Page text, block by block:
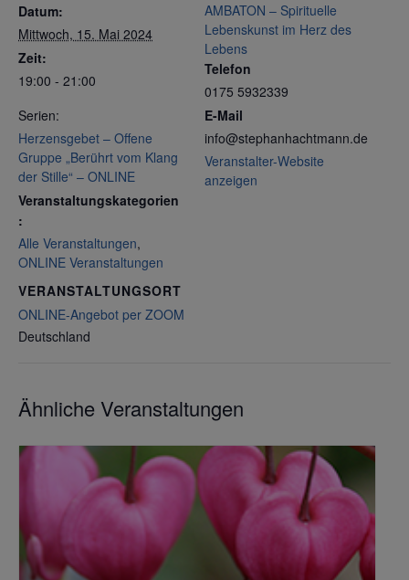
Datum:
Mittwoch, 15. Mai 2024
Zeit:
19:00 - 21:00
Serien:
Herzensgebet – Offene
Gruppe „Berührt vom Klang
der Stille“ – ONLINE
Veranstaltungskategorien
:
Alle Veranstaltungen,
ONLINE Veranstaltungen
VERANSTALTUNGSORT
ONLINE-Angebot per ZOOM
Deutschland
AMBATON – Spirituelle
Lebenskunst im Herz des
Lebens
Telefon
0175 5932339
E-Mail
info@stephanhachtmann.de
Veranstalter-Website
anzeigen
Ähnliche Veranstaltungen